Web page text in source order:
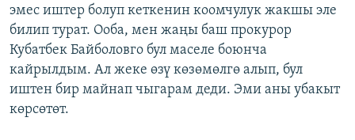
эмес иштер болуп кеткенин коомчулук жакшы эле
билип турат. Ооба, мен жаңы баш прокурор
Кубатбек Байболовго бул маселе боюнча
кайрылдым. Ал жеке өзү көзөмөлгө алып, бул
иштен бир майнап чыгарам деди. Эми аны убакыт
көрсөтөт.